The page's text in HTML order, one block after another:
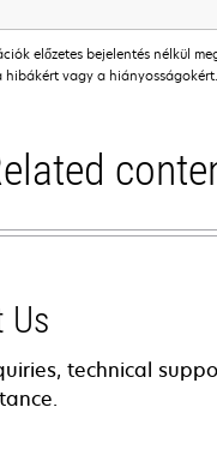
előzetes bejelentés nélkül
hibákért vagy a hiányosságokért.
Us
technical